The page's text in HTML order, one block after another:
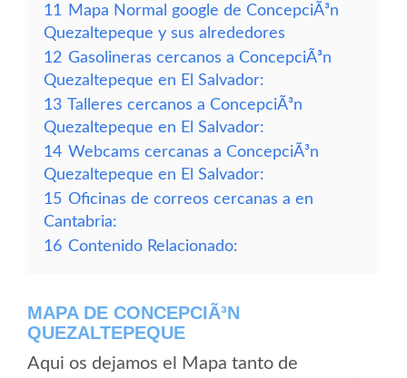
11
Mapa Normal google de ConcepciÃ³n
Quezaltepeque y sus alrededores
12 Gasolineras cercanos a ConcepciÃ³n
Quezaltepeque en El Salvador:
13 Talleres cercanos a ConcepciÃ³n
Quezaltepeque en El Salvador:
14 Webcams cercanas a ConcepciÃ³n
Quezaltepeque en El Salvador:
15 Oficinas de correos cercanas a en
Cantabria:
16 Contenido Relacionado:
MAPA DE CONCEPCIÃ³N
QUEZALTEPEQUE
Aqui os dejamos el Mapa tanto de